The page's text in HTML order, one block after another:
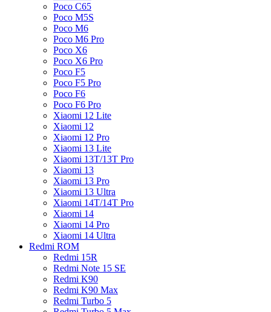
Poco C65
Poco M5S
Poco M6
Poco M6 Pro
Poco X6
Poco X6 Pro
Poco F5
Poco F5 Pro
Poco F6
Poco F6 Pro
Xiaomi 12 Lite
Xiaomi 12
Xiaomi 12 Pro
Xiaomi 13 Lite
Xiaomi 13T/13T Pro
Xiaomi 13
Xiaomi 13 Pro
Xiaomi 13 Ultra
Xiaomi 14T/14T Pro
Xiaomi 14
Xiaomi 14 Pro
Xiaomi 14 Ultra
Redmi ROM
Redmi 15R
Redmi Note 15 SE
Redmi K90
Redmi K90 Max
Redmi Turbo 5